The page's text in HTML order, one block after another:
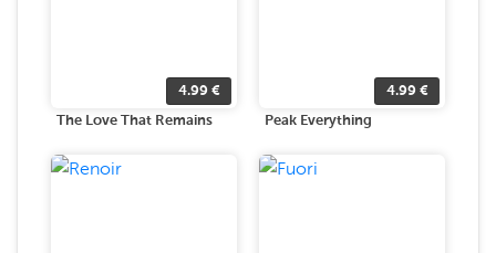
4.99 €
The Love That Remains
4.99 €
Peak Everything